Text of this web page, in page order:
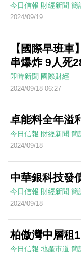
今日信報 財經新聞 簡
2024/09/19
【國際早班
串爆炸 9人死
即時新聞 國際財經
2024/09/18 06:27
卓能料全年溢
今日信報 財經新聞 簡
2024/09/18
中華銀科技發
今日信報 財經新聞 簡
2024/09/18
柏傲灣中層租
今日信報 地產市道 簡